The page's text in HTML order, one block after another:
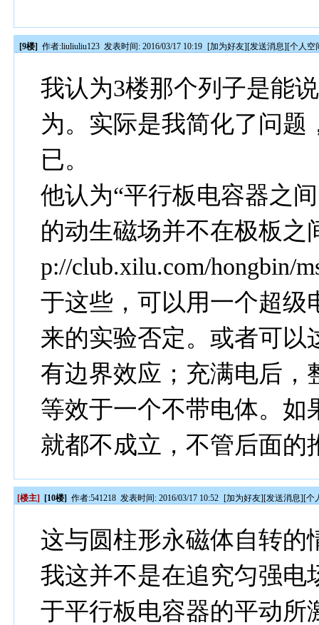
[9楼] 作者:liuliuliu123 发表时间: 2016/03/17 10:19 [加为好友][发送消息][个人空
我认为3楼那个列子是能
为。实际是我简化了问题
已。
他认为“平行板电容器之
的动生磁场并不在极板之
p://club.xilu.com/hongbin/
于这些，可以用一个超级
来的实验否定。或者可以
有边界效应；充满电后，
等效于一个不带电体。如
就都不成立，不管后面的
[楼主] [10楼] 作者:541218 发表时间: 2016/03/17 10:52 [加为好友][发送消息][个
这与圆柱形永磁体自转的
我这并不是在追究匀强电
于平行板电容器的平动所